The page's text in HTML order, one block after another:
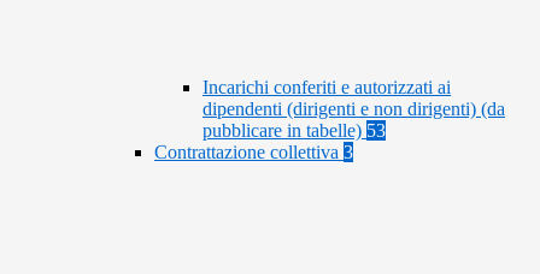
Incarichi conferiti e autorizzati ai
dipendenti (dirigenti e non dirigenti) (da
pubblicare in tabelle) 53
Contrattazione collettiva 3